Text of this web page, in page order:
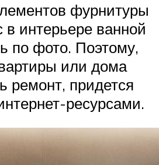
фурнитуры
в интерьере ванной
по фото. Поэтому,
или дома
ремонт, придется
ресурсами.